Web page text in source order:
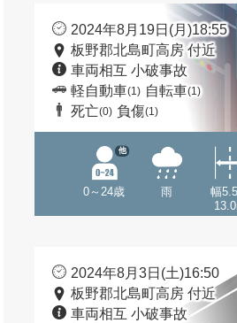
2024年8月19日(月)18:55
板野郡北島町高房 付近
車両相互 小破事故
軽自動車(1) 自転車(1)
死亡(0) 負傷(1)
0～24歳
他
雨
幅
2024年8月3日(土)16:50
板野郡北島町高房 付近
車両相互 小破事故